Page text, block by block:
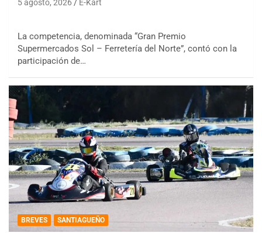
5 agosto, 2026 E-Kart
La competencia, denominada “Gran Premio
Supermercados Sol – Ferretería del Norte”, contó con la
participación de…
BREVES SANTIAGUEÑO